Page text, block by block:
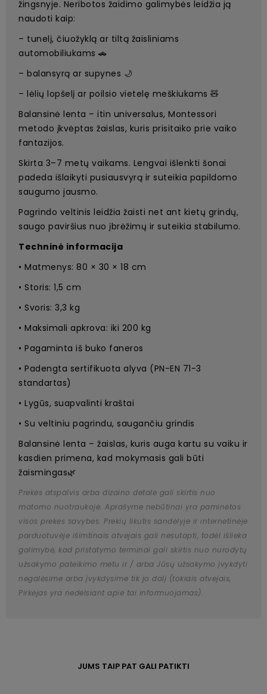
žingsnyje. Neribotos žaidimo galimybės leidžia ją
naudoti kaip:
– tunelį, čiuožyklą ar tiltą žaisliniams
automobiliukams 🚗
– balansyrą ar supynes 🌙
– lėlių lopšelį ar poilsio vietelę meškiukams 🧸
Balansinė lenta – itin universalus, Montessori
metodo įkvėptas žaislas, kuris prisitaiko prie vaiko
fantazijos.
Skirta 3–7 metų vaikams. Lengvai išlenkti šonai
padeda išlaikyti pusiausvyrą ir suteikia papildomo
saugumo jausmo.
Pagrindo veltinis leidžia žaisti net ant kietų grindų,
saugo paviršius nuo įbrėžimų ir suteikia stabilumo.
Techninė informacija
• Matmenys: 80 × 30 × 18 cm
• Storis: 1,5 cm
• Svoris: 3,3 kg
• Maksimali apkrova: iki 200 kg
• Pagaminta iš buko faneros
• Padengta sertifikuota alyva (PN-EN 71-3
standartas)
• Lygūs, suapvalinti kraštai
• Su veltiniu pagrindu, saugančiu grindis
Balansinė lenta – žaislas, kuris auga kartu su vaiku ir
kasdien primena, kad mokymasis gali būti
žaismingas🌿
Prekės atspalvis arba dizaino detalė gali skirtis nuo
matomo nuotraukoje. Aprašyme nebūtinai yra paminėtos
visos prekės savybės. Prekių likutis sandėlyje ir internetinėje
parduotuvėje išimtinais atvejais gali nesutapti, todėl išlieka
galimybė, kad pristatymo terminai gali skirtis nuo nurodytų
užsakymo pateikimo metu ir / arba Jūsų užsakymo įvykdyti
negalėsime arba įvykdysime tik jo dalį (tokiais atvejais,
Pirkėjas yra nedelsiant apie tai informuojamas).
JUMS TAIP PAT GALI PATIKTI